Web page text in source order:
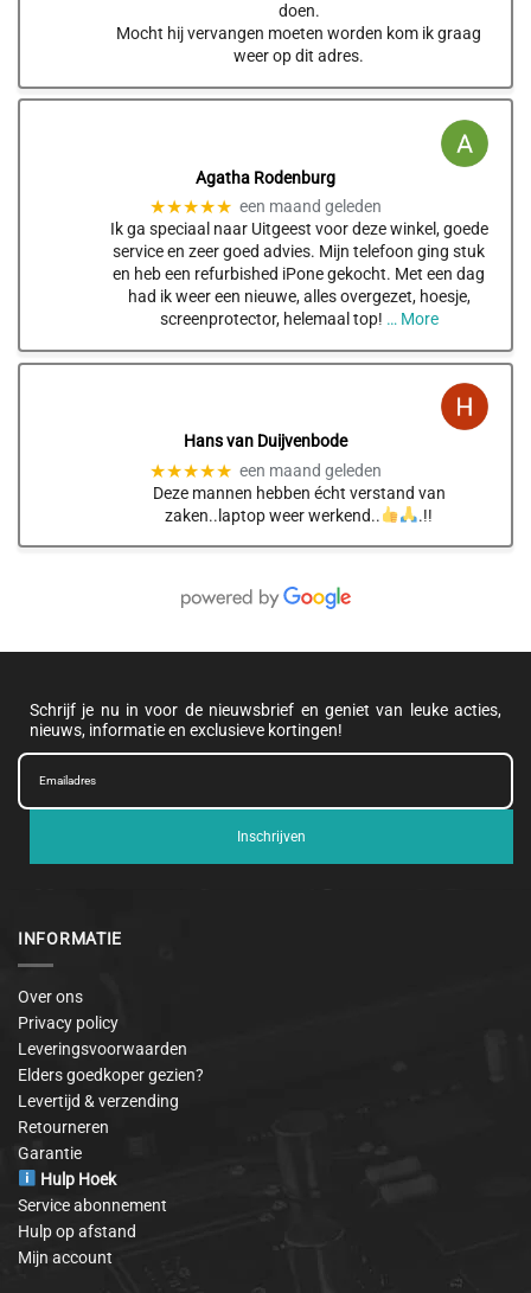
doen.
Mocht hij vervangen moeten worden kom ik graag
weer op dit adres.
Agatha Rodenburg
★★★★★ een maand geleden
Ik ga speciaal naar Uitgeest voor deze winkel, goede
service en zeer goed advies. Mijn telefoon ging stuk
en heb een refurbished iPone gekocht. Met een dag
had ik weer een nieuwe, alles overgezet, hoesje,
screenprotector, helemaal top! … More
Hans van Duijvenbode
★★★★★ een maand geleden
Deze mannen hebben écht verstand van
zaken..laptop weer werkend..
.!!
Schrijf je nu in voor de nieuwsbrief en geniet van leuke acties,
nieuws, informatie en exclusieve kortingen!
Inschrijven
INFORMATIE
Over ons
Privacy policy
Leveringsvoorwaarden
Elders goedkoper gezien?
Levertijd & verzending
Retourneren
Garantie
Hulp Hoek
Service abonnement
Hulp op afstand
Mijn account